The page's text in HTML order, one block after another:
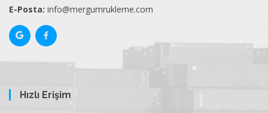
E-Posta: info@mergumrukleme.com
Hızlı Erişim